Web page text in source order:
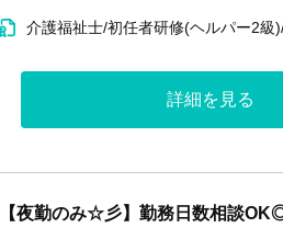
介護福祉士/初任者研修(ヘルパー2級
詳細を見る
【夜勤のみ☆彡】勤務日数相談